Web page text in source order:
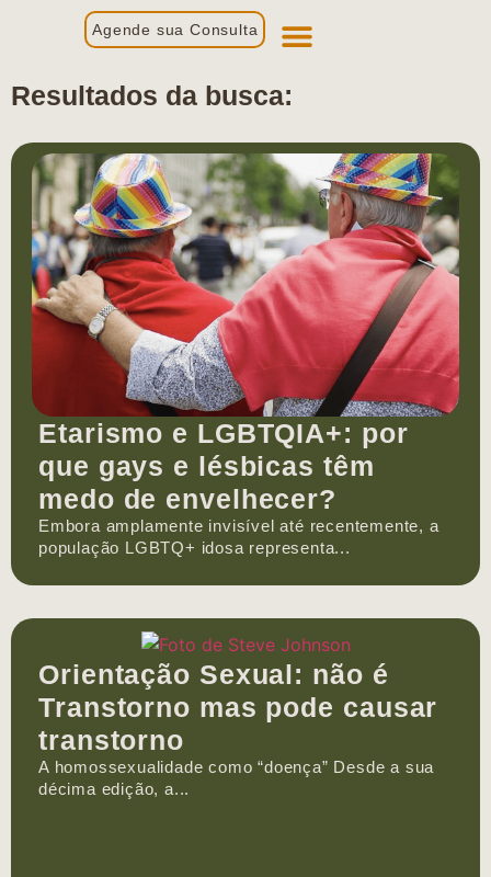
Agende sua Consulta
Resultados da busca:
Etarismo e LGBTQIA+: por
que gays e lésbicas têm
medo de envelhecer?
Embora amplamente invisível até recentemente, a
população LGBTQ+ idosa representa...
Orientação Sexual: não é
Transtorno mas pode causar
transtorno
A homossexualidade como “doença” Desde a sua
décima edição, a...